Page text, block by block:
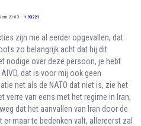
om 20:03 + 93221
zijn me al eerder opgevallen, dat
zo belangrijk acht dat hij dit
nodige over deze persoon, je hebt
dat is voor mij ook geen
net als de NATO dat niet is, zie het
verre van eens met het regime in Iran,
dat het aanvallen van Iran door de
maar te bedenken valt, allereerst zal